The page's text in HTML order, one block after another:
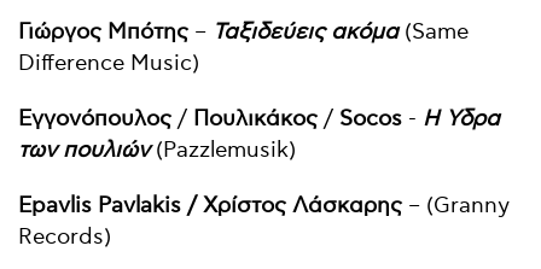
Γιώργος Μπότης – Ταξιδεύεις ακόμα(Same
Difference Music)
Εγγονόπουλος / Πουλικάκος / Socos - Η Υδρα
των πουλιών (Pazzlemusik)
Epavlis Pavlakis /Χρίστος Λάσκαρης – (Granny
Records)